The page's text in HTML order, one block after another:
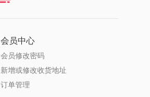
会员中心
会员修改密码
新增或修改收货地址
订单管理